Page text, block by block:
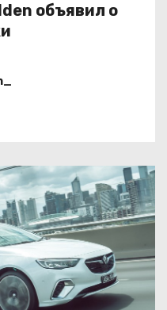
объявил о